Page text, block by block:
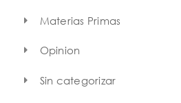
Materias Primas
Opinion
Sin categorizar